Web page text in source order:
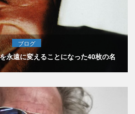
ブログ
永遠に変えることになった40枚の名